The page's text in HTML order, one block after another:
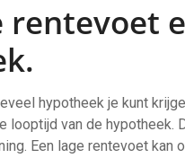
rentevoet
hypotheek je kunt
looptijd van de
Een lage rentevoet kan